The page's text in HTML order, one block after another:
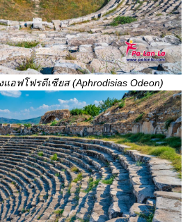
แอฟโฟรดีเซียส (Aphrodisias Odeon)